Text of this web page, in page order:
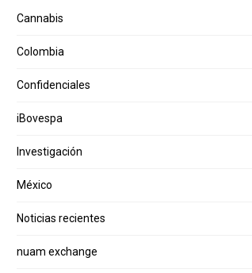
Cannabis
Colombia
Confidenciales
iBovespa
Investigación
México
Noticias recientes
nuam exchange